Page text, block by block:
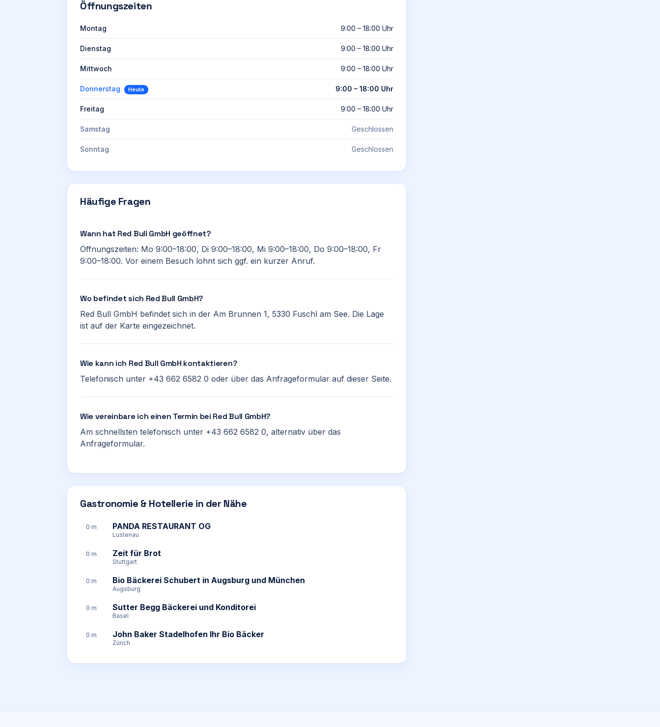
Öffnungszeiten
Montag 9:00 – 18:00 Uhr
Dienstag 9:00 – 18:00 Uhr
Mittwoch 9:00 – 18:00 Uhr
Donnerstag Heute 9:00 – 18:00 Uhr
Freitag 9:00 – 18:00 Uhr
Samstag Geschlossen
Sonntag Geschlossen
Häufige Fragen
Wann hat Red Bull GmbH geöffnet?
Öffnungszeiten: Mo 9:00–18:00, Di 9:00–18:00, Mi 9:00–18:00, Do 9:00–18:00, Fr
9:00–18:00. Vor einem Besuch lohnt sich ggf. ein kurzer Anruf.
Wo befindet sich Red Bull GmbH?
Red Bull GmbH befindet sich in der Am Brunnen 1, 5330 Fuschl am See. Die Lage
ist auf der Karte eingezeichnet.
Wie kann ich Red Bull GmbH kontaktieren?
Telefonisch unter +43 662 6582 0 oder über das Anfrageformular auf dieser Seite.
Wie vereinbare ich einen Termin bei Red Bull GmbH?
Am schnellsten telefonisch unter +43 662 6582 0, alternativ über das
Anfrageformular.
Gastronomie & Hotellerie in der Nähe
0 m PANDA RESTAURANT OG
Lustenau
0 m Zeit für Brot
Stuttgart
0 m Bio Bäckerei Schubert in Augsburg und München
Augsburg
0 m Sutter Begg Bäckerei und Konditorei
Basel
0 m John Baker Stadelhofen Ihr Bio Bäcker
Zürich